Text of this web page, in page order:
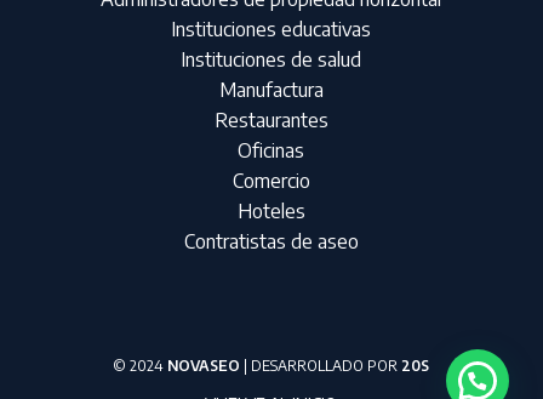
Instituciones educativas
Instituciones de salud
Manufactura
Restaurantes
Oficinas
Comercio
Hoteles
Contratistas de aseo
© 2024 NOVASEO | DESARROLLADO POR 20S